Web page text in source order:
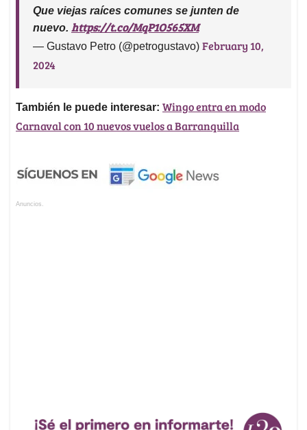
Que viejas raíces comunes se junten de
nuevo. https://t.co/MqP1O565XM
— Gustavo Petro (@petrogustavo) February 10,
2024
También le puede interesar: Wingo entra en modo
Carnaval con 10 nuevos vuelos a Barranquilla
Anuncios.